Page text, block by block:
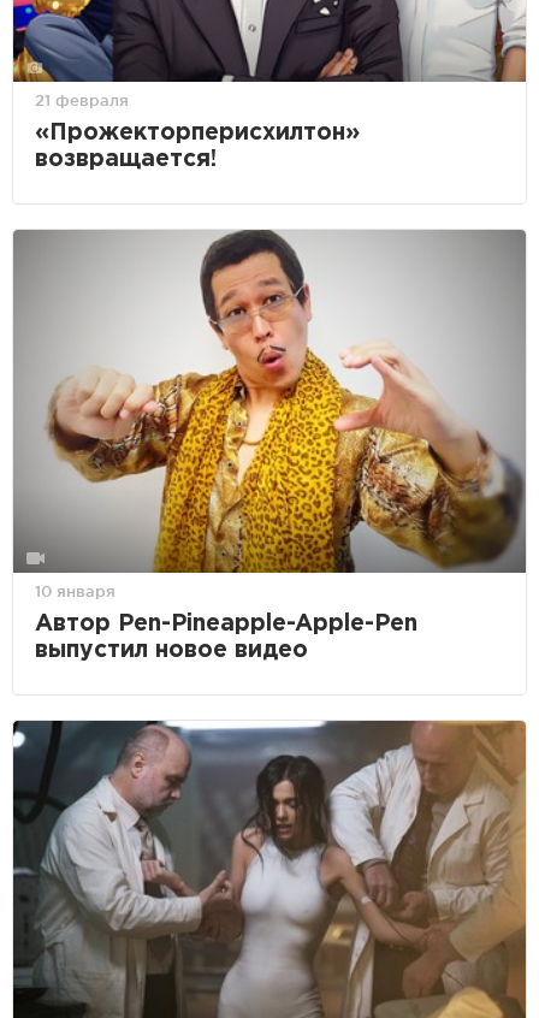
21 февраля
«Прожекторперисхилтон»
возвращается!
10 января
Автор Pen-Pineapple-Apple-Pen
выпустил новое видео